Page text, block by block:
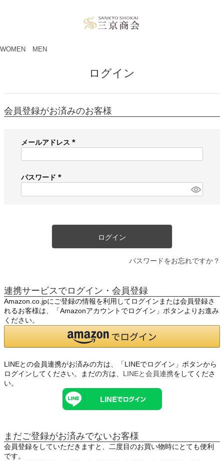
WOMEN MEN
ログイン
会員登録がお済みのお客様
メールアドレス
必
)
パスワード
必
ログイン
パスワードをお忘れですか？
連携サービスでログイン・会員登録
Amazon.co.jpにご登録の情報を利用してログインまたは会員登録さ
れるお客様は、「Amazonアカウントでログイン」ボタンよりお進み
ください。
LINEとの会員連携がお済みの方は、「LINEでログイン」ボタンから
ログインしてください。まだの方は、 LINEと会員連携をしてくださ
い。
まだご登録がお済みでないお客様
会員登録をしていただきますと、二度目のお買い物時にとても便利
です。